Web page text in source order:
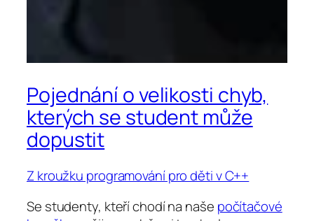
Pojednání o velikosti chyb,
kterých se student může
dopustit
Z kroužku programování pro děti v C++
Se studenty, kteří chodí na naše počítačové